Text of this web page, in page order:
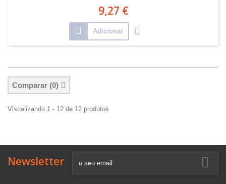
9,27 €
Adicionar
Comparar (0)
Visualizando 1 - 12 de 12 produtos
Newsletter